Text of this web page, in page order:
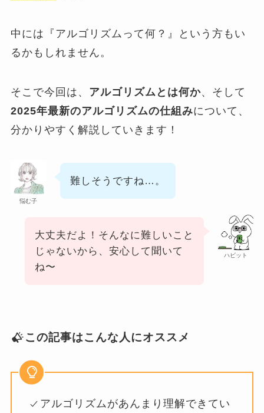
中には『アルゴリズムって何？』という方もい
るかもしれません。
そこで今回は、 アルゴリズムとは何か、そして
2025年最新のアルゴリズムの仕組みについて、
分かりやすく解説していきます！
悩む子
難しそうですね…。
ハビット
大丈夫だよ！そんなに難しいこと
じゃないから、安心して聞いて
ね〜
この記事はこんな人にオススメ
アルゴリズムがあんまり理解できてい